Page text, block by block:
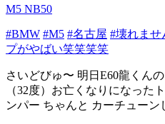
M5 NB50
#BMW #M5 #名古屋 #壊れませ
プがやばい笑笑笑笑
さいどびゅ〜 明日E60龍くん
（32度）お亡くなりになった
ンパー ちゃんと カーチュー